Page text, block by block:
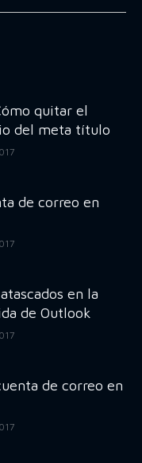
quitar el
del meta título
de correo en
en la
de Outlook
de correo en